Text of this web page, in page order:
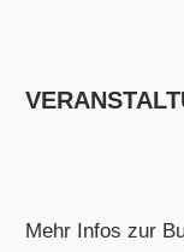
Mehr Infos zur